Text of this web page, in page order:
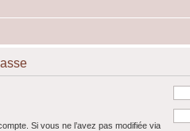
Si vous ne l’avez pas modifiée via